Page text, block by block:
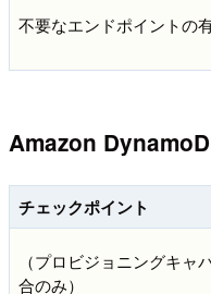
不要なエンドポイントの
Amazon
チェックポイント
（プロビジョニングキャ
合のみ）